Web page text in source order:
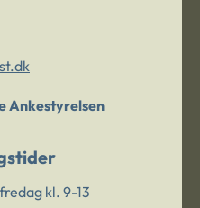
Ankestyrelsen
kl. 9-13